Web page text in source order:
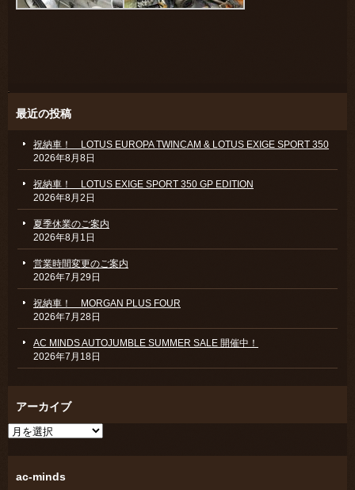
最近の投稿
祝納車！ LOTUS EUROPA TWINCAM & LOTUS EXIGE SPORT 350
2026年8月8日
祝納車！ LOTUS EXIGE SPORT 350 GP EDITION
2026年8月2日
夏季休業のご案内
2026年8月1日
営業時間変更のご案内
2026年7月29日
祝納車！ MORGAN PLUS FOUR
2026年7月28日
AC MINDS AUTOJUMBLE SUMMER SALE 開催中！
2026年7月18日
アーカイブ
ア
ブac-minds